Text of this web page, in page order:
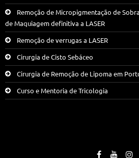
Remoção de Micropigmentação de
de Maquiagem definitiva a LASER
Remoção de verrugas a LASER
Cirurgia de Cisto Sebáceo
Cirurgia de Remoção de Lipoma em
Curso e Mentoria de Tricologia